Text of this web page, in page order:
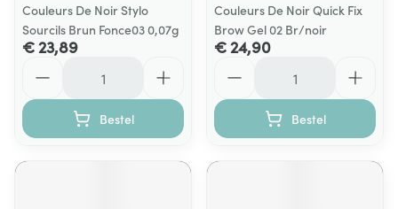
Couleurs De Noir Stylo
Sourcils Brun Fonce03 0,07g
€ 23,89
Bestel
Couleurs De Noir Quick Fix
Brow Gel 02 Br/noir
€ 24,90
Bestel